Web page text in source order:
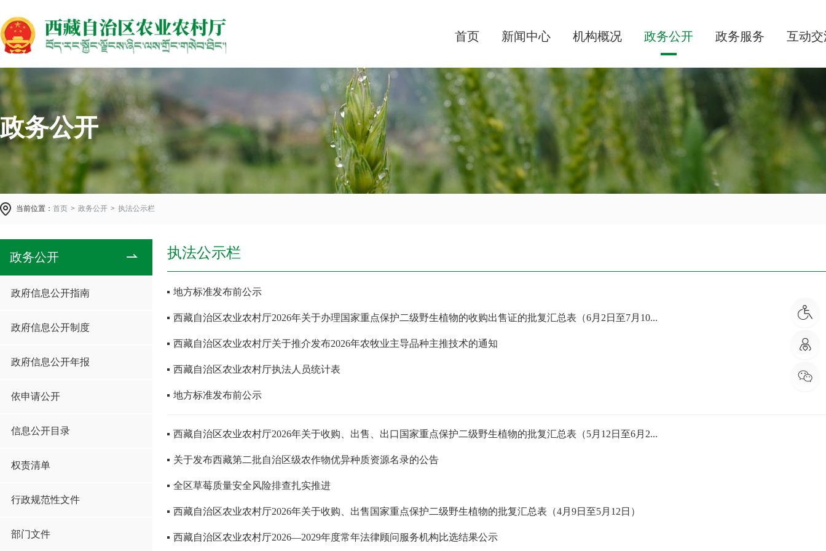
首页 新闻中心 机构概况 政务公开 政务服务 互动交
政务公开
当前位置： 首页 > 政务公开 > 执法公示栏
政务公开
政府信息公开指南
政府信息公开制度
政府信息公开年报
依申请公开
信息公开目录
权责清单
行政规范性文件
部门文件
执法公示栏
地方标准发布前公示
西藏自治区农业农村厅2026年关于办理国家重点保护二级野生植物的收购出售证的批复汇总表（6月2日至7月10...
西藏自治区农业农村厅关于推介发布2026年农牧业主导品种主推技术的通知
西藏自治区农业农村厅执法人员统计表
地方标准发布前公示
西藏自治区农业农村厅2026年关于收购、出售、出口国家重点保护二级野生植物的批复汇总表（5月12日至6月2...
关于发布西藏第二批自治区级农作物优异种质资源名录的公告
全区草莓质量安全风险排查扎实推进
西藏自治区农业农村厅2026年关于收购、出售国家重点保护二级野生植物的批复汇总表（4月9日至5月12日）
西藏自治区农业农村厅2026—2029年度常年法律顾问服务机构比选结果公示